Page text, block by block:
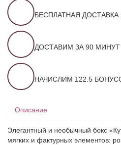
БЕСПЛАТНАЯ ДОСТАВКА
ДОСТАВИМ ЗА 90 МИНУТ
НАЧИСЛИМ 122.5
Описание
Элегантный и необычный бокс
мягких и фактурных элементов: